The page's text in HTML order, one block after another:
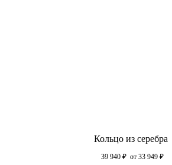
Кольцо из серебра
39 940 ₽ от 33 949 ₽